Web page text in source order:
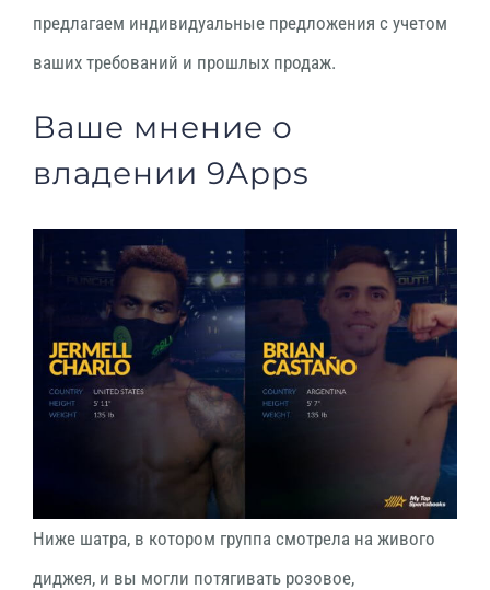
предлагаем индивидуальные предложения с учетом
ваших требований и прошлых продаж.
Ваше мнение о
владении 9Apps
Ниже шатра, в котором группа смотрела на живого
диджея, и вы могли потягивать розовое,